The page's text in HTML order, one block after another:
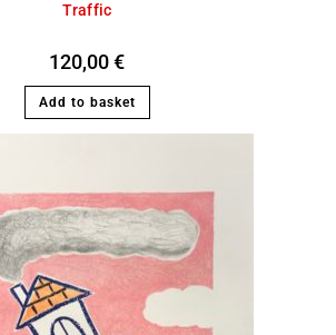
Traffic
120,00€
Add to basket